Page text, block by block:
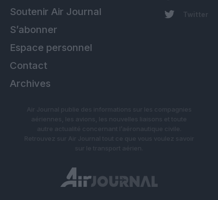
Soutenir Air Journal
S’abonner
Espace personnel
Contact
Archives